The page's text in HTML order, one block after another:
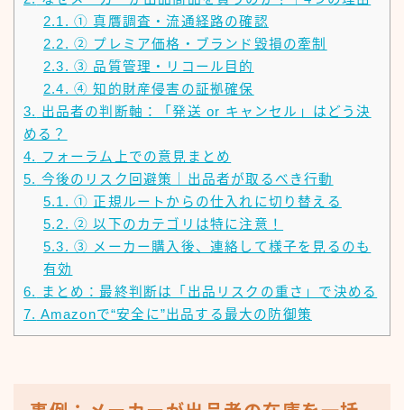
2.1. ① 真贋調査・流通経路の確認
2.2. ② プレミア価格・ブランド毀損の牽制
2.3. ③ 品質管理・リコール目的
2.4. ④ 知的財産侵害の証拠確保
3. 出品者の判断軸：「発送 or キャンセル」はどう決
める？
4.
フォーラム上での意見まとめ
5. 今後のリスク回避策｜出品者が取るべき行動
5.1. ① 正規ルートからの仕入れに切り替える
5.2. ② 以下のカテゴリは特に注意！
5.3. ③ メーカー購入後、連絡して様子を見るのも
有効
6.
まとめ：最終判断は「出品リスクの重さ」で決める
7. Amazonで“安全に”出品する最大の防御策